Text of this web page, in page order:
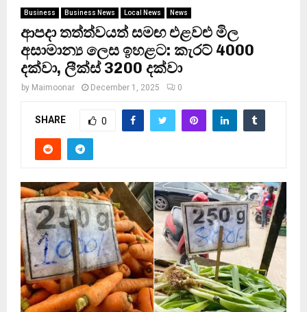
Business Business News Local News News
ආපදා තත්ත්වයත් සමඟ එළවළු මිල
අසාමාන්‍ය ලෙස ඉහළට: කැරට් 4000
දක්වා, ලීක්ස් 3200 දක්වා
by Maimoonar December 1, 2025 0
SHARE 0